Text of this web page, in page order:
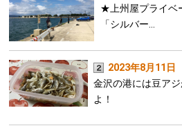
★上州屋プライベ
「シルバー…
2023年8月11日
金沢の港には豆ア
よ！